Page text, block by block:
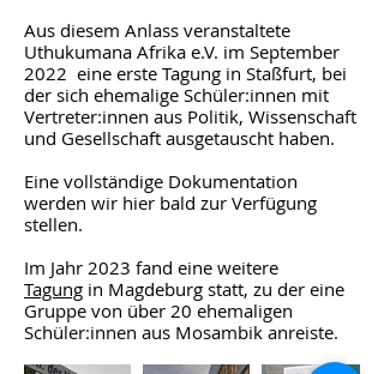
Aus diesem Anlass veranstaltete
Uthukumana Afrika e.V. im September
2022 eine erste Tagung in Staßfurt, bei
der sich ehemalige Schüler:innen mit
Vertreter:innen aus Politik, Wissenschaft
und Gesellschaft ausgetauscht haben.
Eine vollständige Dokumentation
werden wir hier bald zur Verfügung
stellen.
Im Jahr 2023 fand eine weitere
Tagung in Magdeburg statt, zu der eine
Gruppe von über 20 ehemaligen
Schüler:innen aus Mosambik anreiste.